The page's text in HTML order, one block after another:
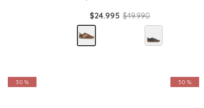
$24.995 $49.990
30 % 50 %